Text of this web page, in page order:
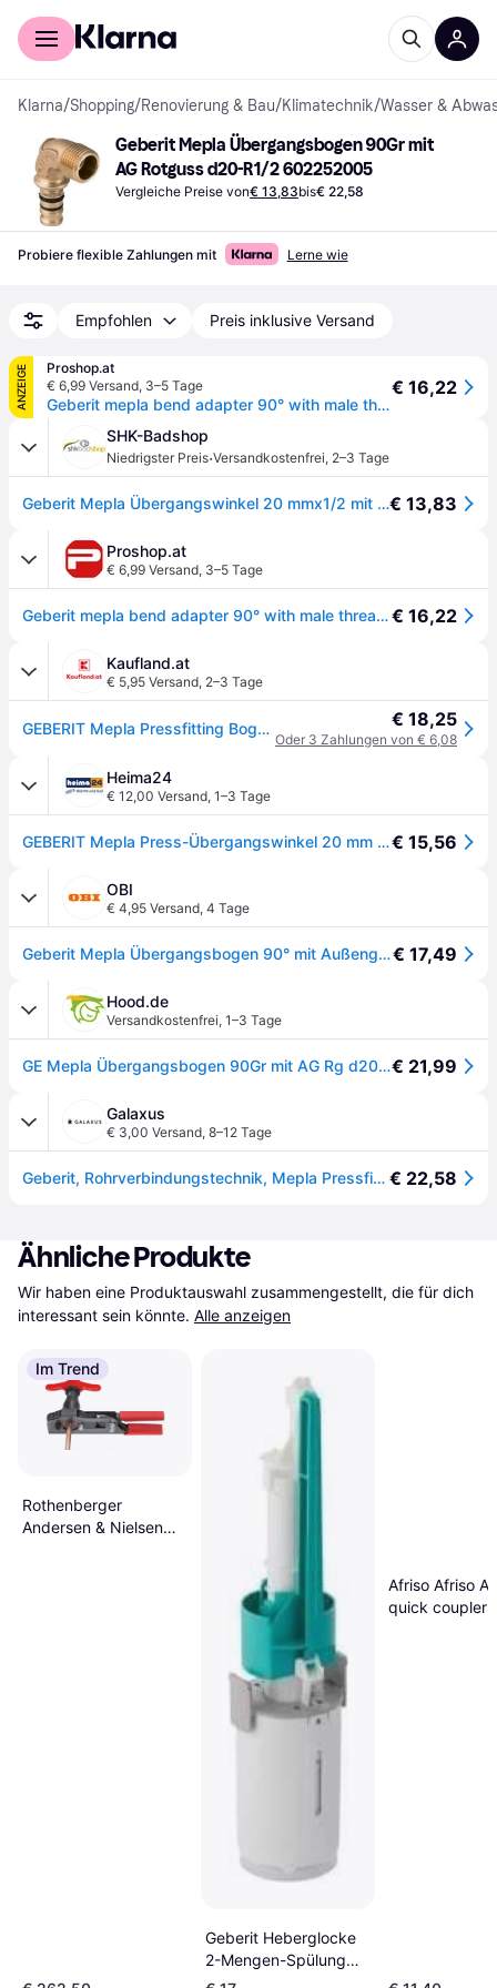
Für Shopper
Klarna/Shopping/Renovierung & Bau/Klimatechnik/Wasser &
Geberit Mepla Übergangsbogen 90Gr mit
AG Rotguss d20-R1/2 602252005
Vergleiche Preise von€ 13,83bis€ 22,58
Probiere flexible Zahlungen mit Lerne wie
Empfohlen Preis inklusive Versand
ANZEIGE
Proshop.at
€ 6,99 Versand, 3–5 Tage
Geberit mepla bend adapter 90° with male thread: d=20mm r=1
€ 16,22
SHK-Badshop
Niedrigster Preis·Versandkostenfrei, 2–3 Tage
Geberit Mepla Übergangswinkel 20 mmx1/2 mit AG€ 13,83
Proshop.at
€ 6,99 Versand, 3–5 Tage
Geberit mepla bend adapter 90° with male thread: d=20mm r=1€ 16,22
Kaufland.at
€ 5,95 Versand, 2–3 Tage
GEBERIT Mepla Pressfitting Bogen 90 ° Rotguss 20 mm x 1/2 " AG 602.252.00.5 € 18,25
Oder 3 Zahlungen von € 6,08
Heima24
€ 12,00 Versand, 1–3 Tage
GEBERIT Mepla Press-Übergangswinkel 20 mm x 1/2 Zoll AG - 602.252.00.5€ 15,56
OBI
€ 4,95 Versand, 4 Tage
Geberit Mepla Übergangsbogen 90° mit Außengewinde Ø 20 mm x 21,3 mm (1/2'')€ 17,49
Hood.de
Versandkostenfrei, 1–3 Tage
GE Mepla Übergangsbogen 90Gr mit AG Rg d20-R1/2€ 21,99
Galaxus
€ 3,00 Versand, 8–12 Tage
Geberit, Rohrverbindungstechnik, Mepla Pressfitting Bogen 90 Rotguss 20 mm x 1/2 " AG 602.252.00.5 (Pressverbindung) € 22,58
Ähnliche Produkte
Wir haben eine Produktauswahl zusammengestellt, die für dich
interessant sein könnte. Alle anzeigen
Im Trend
Rothenberger
Andersen & Nielsen
Geberit Heberglocke
2-Mengen-Spülung
für AP-Spülkasten
Afriso Afriso
quick coupler